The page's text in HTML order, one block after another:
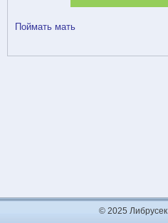
Поймать мать
© 2025 Либрусек